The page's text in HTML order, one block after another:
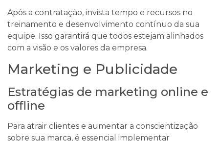
Após a contratação, invista tempo e recursos no
treinamento e desenvolvimento contínuo da sua
equipe. Isso garantirá que todos estejam alinhados
com a visão e os valores da empresa.
Marketing e Publicidade
Estratégias de marketing online e
offline
Para atrair clientes e aumentar a conscientização
sobre sua marca, é essencial implementar